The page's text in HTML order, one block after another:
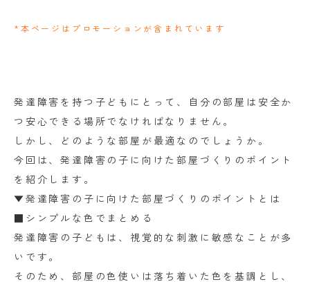
*本ページはプロモーションが含まれています
発達障害を持つ子どもにとって、自分の部屋は安全か
つ安心できる場所でなければなりません。
しかし、どのような部屋が最適なのでしょうか。
今回は、発達障害の子に向けた部屋づくりのポイント
を紹介します。
▼発達障害の子に向けた部屋づくりのポイントとは
■シンプルな色でまとめる
発達障害の子どもは、視覚的な刺激に敏感なことが多
いです。
そのため、部屋の色使いは落ち着いた色を基調とし、